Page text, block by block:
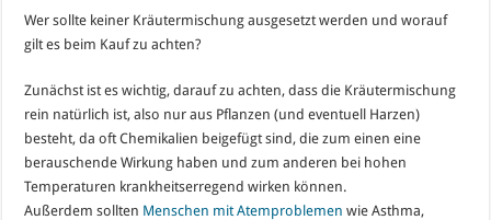
Wer sollte keiner Kräutermischung ausgesetzt werden und worauf
gilt es beim Kauf zu achten?
Zunächst ist es wichtig, darauf zu achten, dass die Kräutermischung
rein natürlich ist, also nur aus Pflanzen (und eventuell Harzen)
besteht, da oft Chemikalien beigefügt sind, die zum einen eine
berauschende Wirkung haben und zum anderen bei hohen
Temperaturen krankheitserregend wirken können.
Außerdem sollten Menschen mit Atemproblemen wie Asthma,